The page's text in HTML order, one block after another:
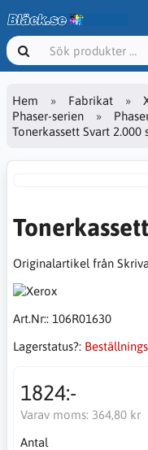
Hem Fabrikat
Phaser-serien
Tonerkassett Svart 2.000
Originalartikel från
Art.Nr:: 106R01630
Lagerstatus?:
1824:-
Varav moms: 364,80 kr
Antal